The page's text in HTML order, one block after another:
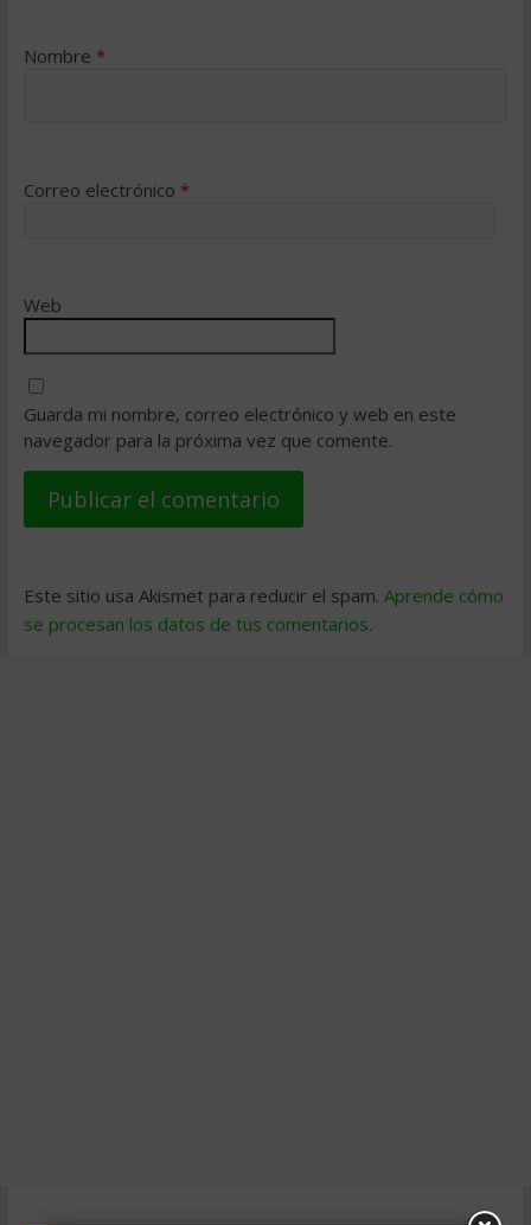
Nombre *
Correo electrónico *
Web
Guarda mi nombre, correo electrónico y web en este
navegador para la próxima vez que comente.
Este sitio usa Akismet para reducir el spam. Aprende cómo
se procesan los datos de tus comentarios.